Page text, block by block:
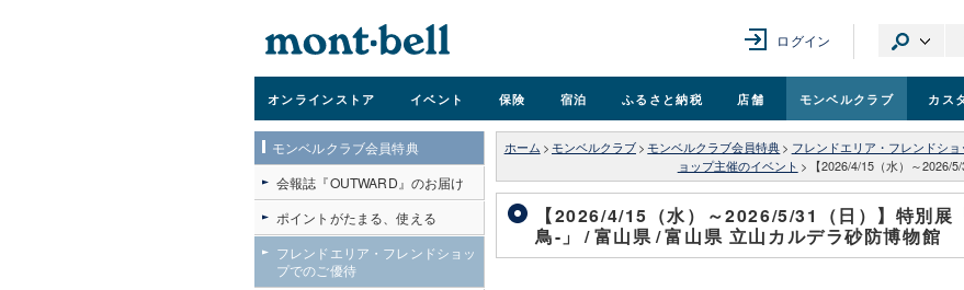
ログイン
オンラインストア イベント 保険 宿泊 ふるさと納税 店舗 モンベルクラブ カス
ホーム > モンベルクラブ > モンベルクラブ会員特典 > フレンドエリア・フレンドシ
ョップ主催のイベント > 【2026/4/15（水）～
【2026/4/15（水）～2026/5/31（日）】特別
鳥-」
/富山県/富山県 立山カルデラ砂防博物館
モンベルクラブ会員特典
会報誌『OUTWARD』のお届け
ポイントがたまる、使える
フレンドエリア・フレンドショッ
プでのご優待